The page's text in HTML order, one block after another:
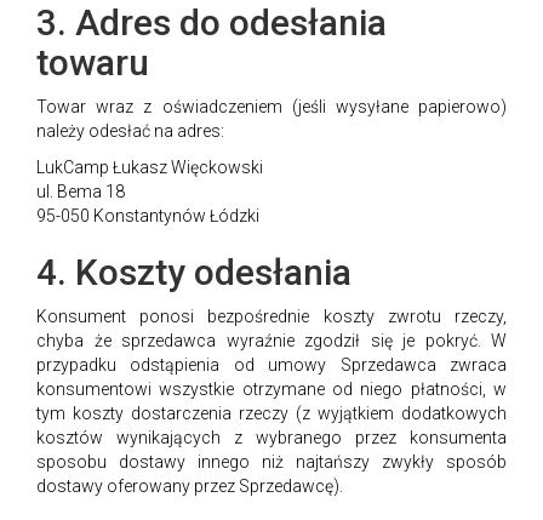
3. Adres do odesłania
towaru
Towar wraz z oświadczeniem (jeśli wysyłane papierowo)
należy odesłać na adres:
LukCamp Łukasz Więckowski
ul. Bema 18
95-050 Konstantynów Łódzki
4. Koszty odesłania
Konsument ponosi bezpośrednie koszty zwrotu rzeczy,
chyba że sprzedawca wyraźnie zgodził się je pokryć. W
przypadku odstąpienia od umowy Sprzedawca zwraca
konsumentowi wszystkie otrzymane od niego płatności, w
tym koszty dostarczenia rzeczy (z wyjątkiem dodatkowych
kosztów wynikających z wybranego przez konsumenta
sposobu dostawy innego niż najtańszy zwykły sposób
dostawy oferowany przez Sprzedawcę).